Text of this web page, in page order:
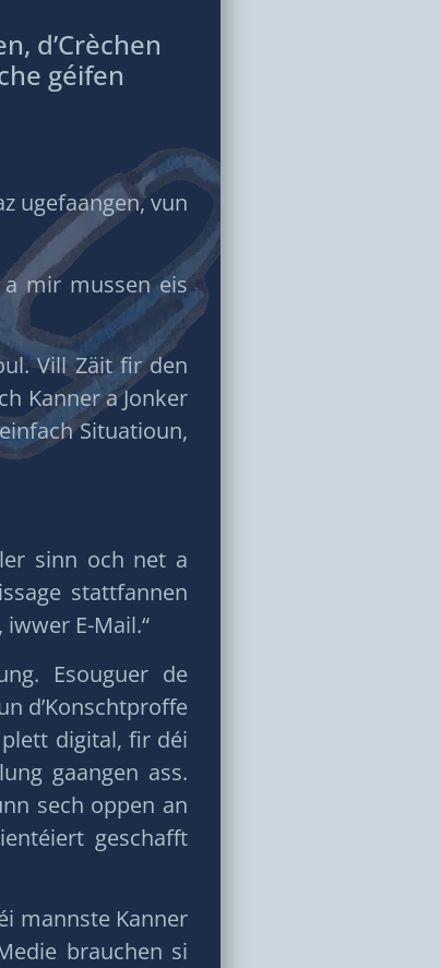
d’Crèchen
géifen
ugefaangen, vun
a mir mussen eis
Vill Zäit fir den
Kanner a Jonker
Situatioun,
sinn och net a
stattfannen
E-Mail.“
Esouguer de
d’Konschtproffe
digital, fir déi
gaangen ass.
sech oppen an
geschafft
mannste Kanner
brauchen si